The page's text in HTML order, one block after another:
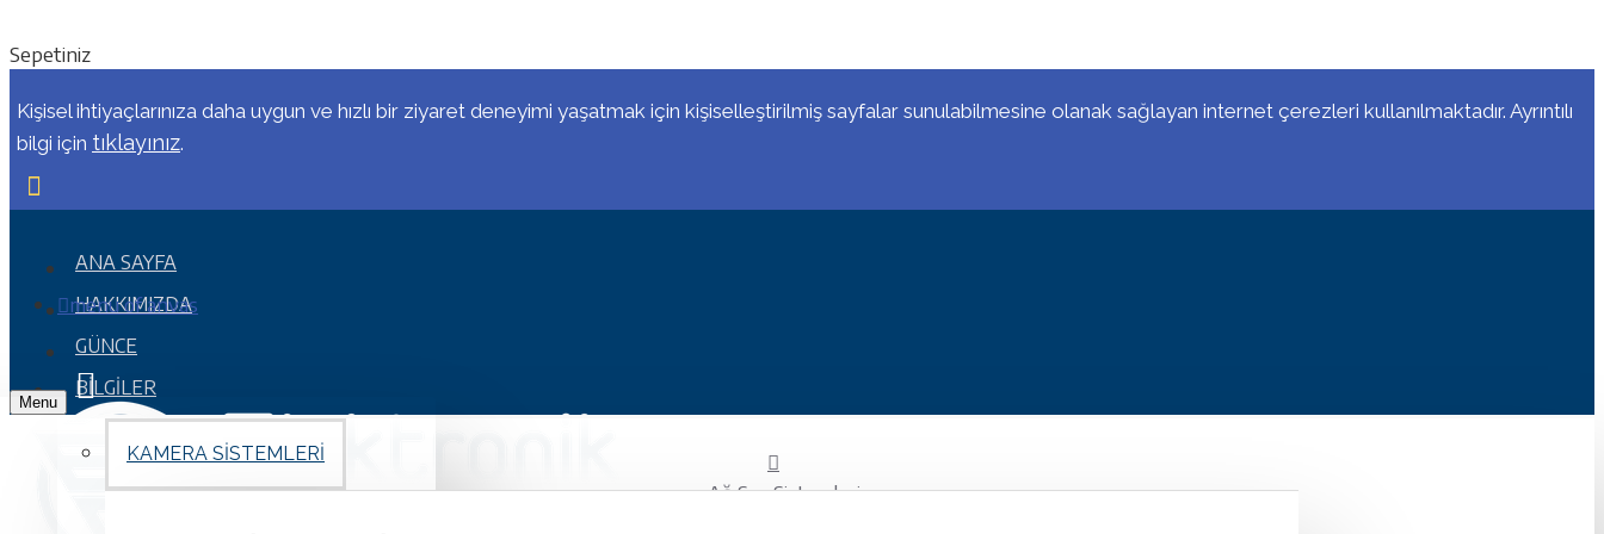
Sepetiniz
Kişisel ihtiyaçlarınıza daha uygun ve hızlı bir ziyaret deneyimi yaşatmak için kişiselleştirilmiş sayfalar sunulabilmesine olanak sağlayan internet çerezleri kullanılmaktadır. Ayrıntılı
bilgi için tıklayınız.
ANA SAYFA
HAKKIMIZDA
GÜNCE
BILGILER
menu of anvas
KAMERA SISTEMLERI
Menu
Ağ Ses Sistemleri